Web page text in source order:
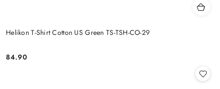
Helikon T-Shirt Cotton US Green TS-TSH-CO-29
Cena:
84.90